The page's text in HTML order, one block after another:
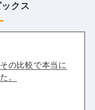
クス
の比較で本当に
。